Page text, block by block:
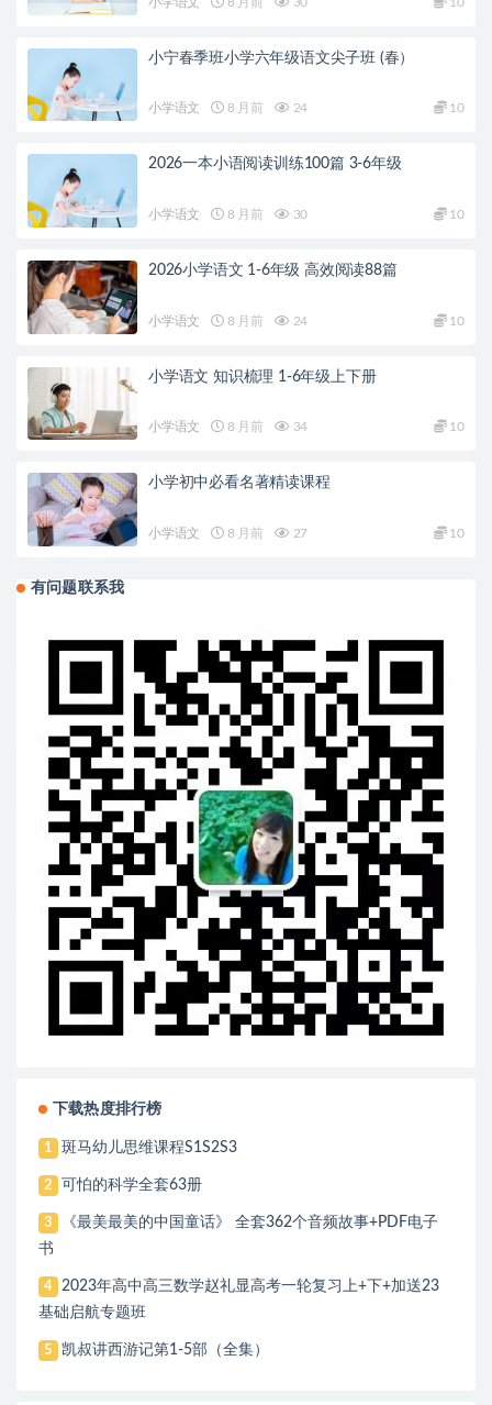
小宁春季班小学六年级语文尖子班 (春）
小学语文 8 月前 24 10
2026一本小语阅读训练100篇 3-6年级
小学语文 8 月前 30 10
2026小学语文 1-6年级 高效阅读88篇
小学语文 8 月前 24 10
小学语文 知识梳理 1-6年级上下册
小学语文 8 月前 34 10
小学初中必看名著精读课程
小学语文 8 月前 27 10
有问题联系我
下载热度排行榜
1 斑马幼儿思维课程S1S2S3
2 可怕的科学全套63册
3
《最美最美的中国童话》 全套362个音频故事+PDF电子
书
4
2023年高中高三数学赵礼显高考一轮复习上+下+加送23
基础启航专题班
5 凯叔讲西游记第1-5部（全集）